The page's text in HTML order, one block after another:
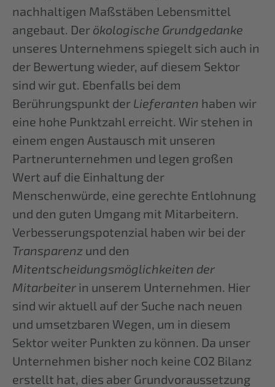
Akzeptieren
powered byUsercentrics Consent
Management Platform&eRecht24
nachhaltigen Maßstäben Lebensmittel
angebaut. Der ökologische Grundgedanke
unseres Unternehmens spiegelt sich auch in
der Bewertung wieder, auf diesem Sektor
sind wir gut. Ebenfalls bei dem
Berührungspunkt der Lieferanten haben wir
eine hohe Punktzahl erreicht. Wir stehen in
einem engen Austausch mit unseren
Partnerunternehmen und legen großen
Wert auf die Einhaltung der
Menschenwürde, eine gerechte Entlohnung
und den guten Umgang mit Mitarbeitern.
Verbesserungspotenzial haben wir bei der
Transparenz und den
Mitentscheidungsmöglichkeiten der
Mitarbeiter in unserem Unternehmen. Hier
sind wir aktuell auf der Suche nach neuen
und umsetzbaren Wegen, um in diesem
Sektor weiter Punkten zu können. Da unser
Unternehmen bisher noch keine CO2 Bilanz
erstellt hat, dies aber Grundvoraussetzung